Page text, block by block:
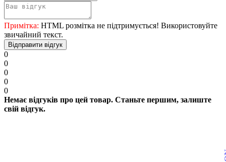
Примітка: HTML розмітка не підтримується! Використовуйте
звичайний текст.
Відправити відгук
0
0
0
0
0
Немає відгуків про цей товар. Станьте першим, залиште
свій відгук.